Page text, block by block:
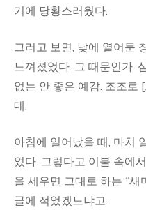
기에 당황스러웠다.
그러고 보면, 낮에 열어둔
느껴졌었다. 그 때문인가.
없는 안 좋은 예감. 조조로
데.
아침에 일어났을 때, 마치
었다. 그렇다고 이불 속에
을 세우면 그대로 하는 “새
글에 적었겠느냐고.